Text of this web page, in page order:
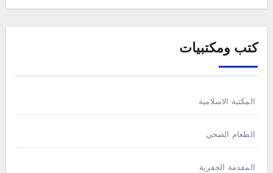
كتب ومكتبيات
المكتبة الاسلامية
الطعام الصحي
المقدمة الجفرية